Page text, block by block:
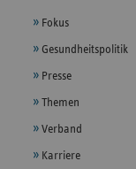
Fokus
Gesundheitspolitik
Presse
Themen
Verband
Karriere